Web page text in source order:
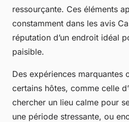
ressourçante. Ces éléments
constamment dans les avis
réputation d’un endroit idéal
paisible.
Des expériences marquantes
certains hôtes, comme celle
chercher un lieu calme pour
une période stressante, ou